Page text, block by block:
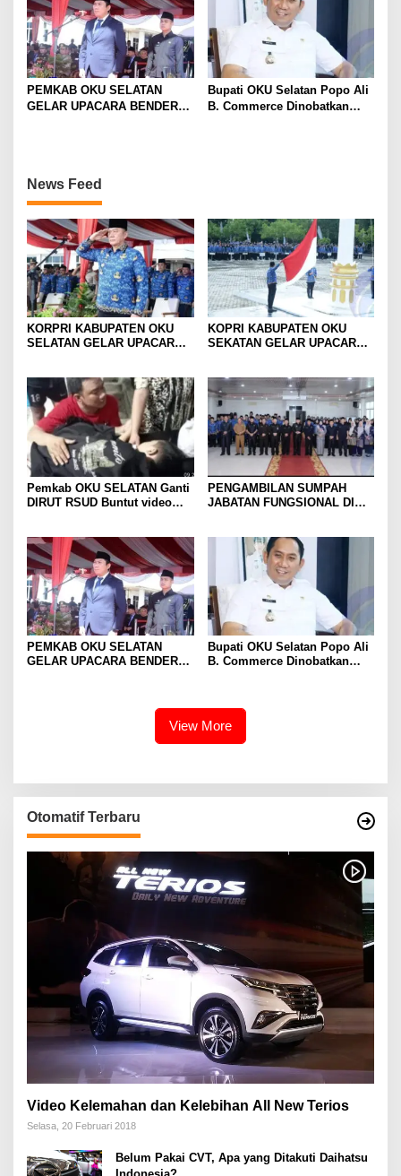
PEMKAB OKU SELATAN
GELAR UPACARA BENDERA
Bupati OKU Selatan Popo Ali
B. Commerce Dinobatkan
News Feed
KORPRI KABUPATEN OKU
SELATAN GELAR UPACARA
KOPRI KABUPATEN OKU
SEKATAN GELAR UPACARA
Pemkab OKU SELATAN Ganti
DIRUT RSUD Buntut video
PENGAMBILAN SUMPAH
JABATAN FUNGSIONAL DI
PEMKAB OKU SELATAN
GELAR UPACARA BENDERA
Bupati OKU Selatan Popo Ali
B. Commerce Dinobatkan
View More
Otomatif Terbaru
Video Kelemahan dan Kelebihan All New Terios
Selasa, 20 Februari 2018
Belum Pakai CVT, Apa yang Ditakuti Daihatsu